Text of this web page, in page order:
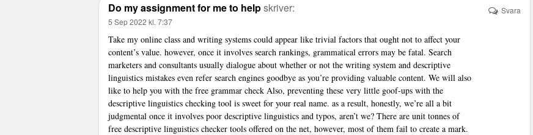
Do my assignment for me to helpskriver:
5 Sep 2022 kl. 7:37
Take my online class and writing systems could appear like trivial factors that ought not to affect your
content’s value. however, once it involves search rankings, grammatical errors may be fatal. Search
marketers and consultants usually dialogue about whether or not the writing system and descriptive
linguistics mistakes even refer search engines goodbye as you’re providing valuable content. We will also
like to help you with the free grammar check Also, preventing these very little goof-ups with the
descriptive linguistics checking tool is sweet for your real name. as a result, honestly, we’re all a bit
judgmental once it involves poor descriptive linguistics and typos, aren’t we? There are unit tonnes of
free descriptive linguistics checker tools offered on the net, however, most of them fail to create a mark.
Svara